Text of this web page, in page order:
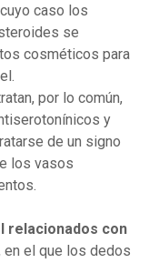
caso los
se
cosméticos para
por lo común,
y
de un signo
los vasos
relacionados con
en el que los dedos